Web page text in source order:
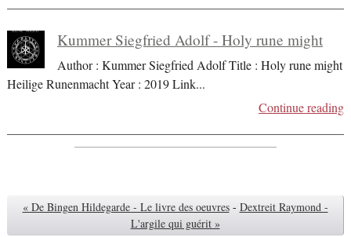
Kummer Siegfried Adolf - Holy rune might
Author : Kummer Siegfried Adolf Title : Holy rune might
Heilige Runenmacht Year : 2019 Link...
Continue reading
« De Bingen Hildegarde - Le livre des oeuvres - Dextreit Raymond -
L'argile qui guérit »